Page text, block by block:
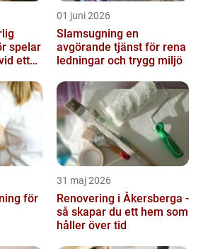
ett
01 juni 2026
Slamsugning en
avgörande tjänst för rena
ledningar och trygg miljö
31 maj 2026
Renovering i Åkersberga -
så skapar du ett hem som
håller över tid